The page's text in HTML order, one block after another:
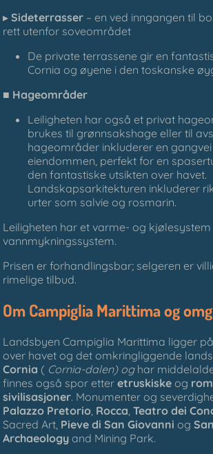
▸Sideterrasser – en ved inngangen til
rett utenfor soveområdet
De private terrassene gir en
Cornia og øyene i den toskanske
■ Hageområder
Leiligheten har også et privat
brukes til grønnsakshage eller til
hageområder inkluderer en
eiendommen, perfekt for en
den fantastiske utsikten over havet.
Landskapsarkitekturen inkluderer
urter som salvie og rosmarin.
Leiligheten har et varme- og
vannmykningssystem.
Prisen er forhandlingsbar; selgeren er
rimelige tilbud.
Om Campiglia Marittima og
Landsbyen Campiglia Marittima ligger
over havet og det omkringliggende
Cornia ( Cornia-dalen) oghar
finnes også spor etteretruskiske og
sivilisasjoner. Monumenter og
Palazzo Pretorio, Rocca,Teatro dei
Sacred Art, Pieve di San Giovanni og
Archaeology and Mining Park.